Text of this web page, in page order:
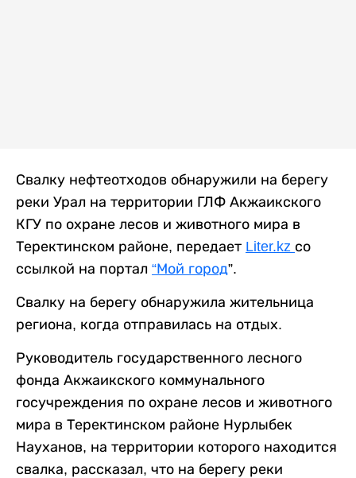
Свалку нефтеотходов обнаружили на берегу
реки Урал на территории ГЛФ Акжаикского
КГУ по охране лесов и животного мира в
Теректинском районе, передает Liter.kz со
ссылкой на портал “Мой город”.
Свалку на берегу обнаружила жительница
региона, когда отправилась на отдых.
Руководитель государственного лесного
фонда Акжаикского коммунального
госучреждения по охране лесов и животного
мира в Теректинском районе Нурлыбек
Науханов, на территории которого находится
свалка, рассказал, что на берегу реки